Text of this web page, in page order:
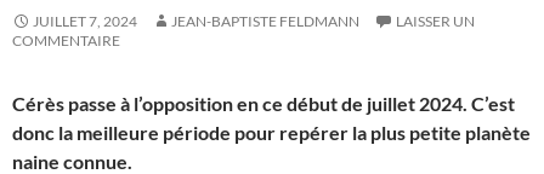
JUILLET 7, 2024 JEAN-BAPTISTE FELDMANN
LAISSER UN
COMMENTAIRE
Cérès passe à l’opposition en ce début de juillet 2024. C’est
donc la meilleure période pour repérer la plus petite planète
naine connue.